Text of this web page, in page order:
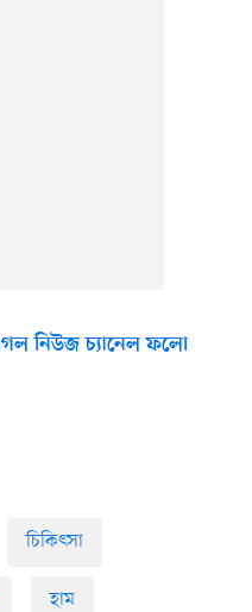
নিউজ চ্যানেল ফলো
চিকিৎসা
হাম